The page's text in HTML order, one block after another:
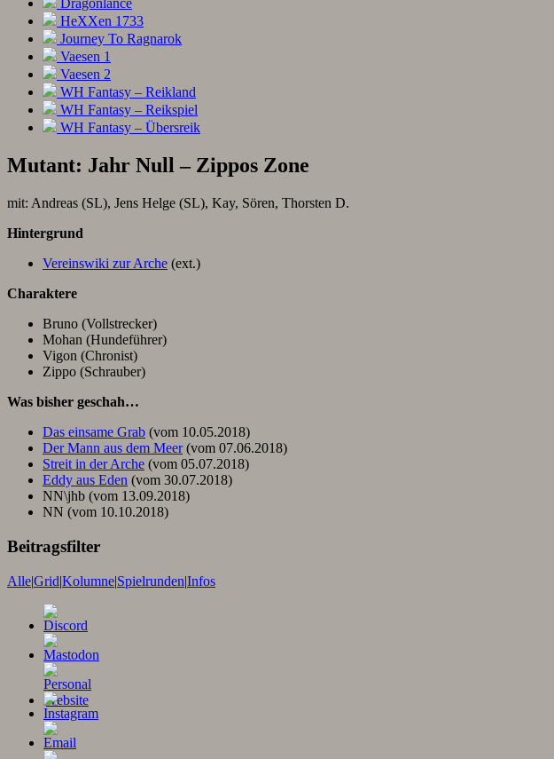
Dragonlance
HeXXen 1733
Journey To Ragnarok
Vaesen 1
Vaesen 2
WH Fantasy – Reikland
WH Fantasy – Reikspiel
WH Fantasy – Übersreik
Mutant: Jahr Null – Zippos Zone
mit: Andreas (SL), Jens Helge (SL), Kay, Sören, Thorsten D.
Hintergrund
Vereinswiki zur Arche (ext.)
Charaktere
Bruno (Vollstrecker)
Mohan (Hundeführer)
Vigon (Chronist)
Zippo (Schrauber)
Was bisher geschah…
Das einsame Grab (vom 10.05.2018)
Der Mann aus dem Meer(vom 07.06.2018)
Streit in der Arche (vom 05.07.2018)
Eddy aus Eden (vom 30.07.2018)
NN\jhb (vom 13.09.2018)
NN (vom 10.10.2018)
Beitragsfilter
Alle|Grid|Kolumne|Spielrunden|Infos